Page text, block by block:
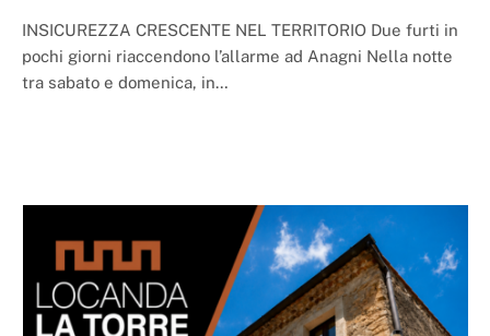
INSICUREZZA CRESCENTE NEL TERRITORIO Due furti in
pochi giorni riaccendono l’allarme ad Anagni Nella notte
tra sabato e domenica, in…